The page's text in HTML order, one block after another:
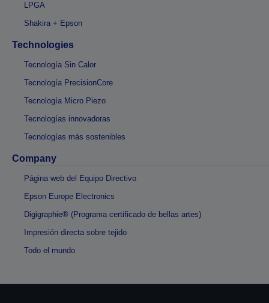
LPGA
Shakira + Epson
Technologies
Tecnología Sin Calor
Tecnología PrecisionCore
Tecnología Micro Piezo
Tecnologías innovadoras
Tecnologías más sostenibles
Company
Página web del Equipo Directivo
Epson Europe Electronics
Digigraphie® (Programa certificado de bellas artes)
Impresión directa sobre tejido
Todo el mundo